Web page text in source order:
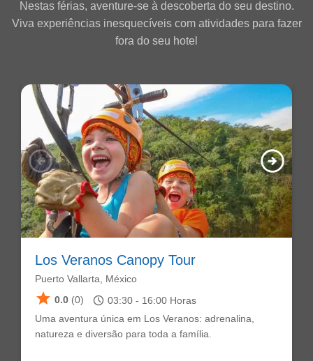
Nestas férias, aventure-se à descoberta do seu destino.
Viva experiências inesquecíveis com atividades para fazer
fora do seu hotel
arrow_circle_left arrow_circle_right
Los Veranos Canopy Tour
Puerto Vallarta, México
star 0.0 (0) schedule 03:30 - 16:00 Horas
Uma aventura única em Los Veranos: adrenalina,
natureza e diversão para toda a família.